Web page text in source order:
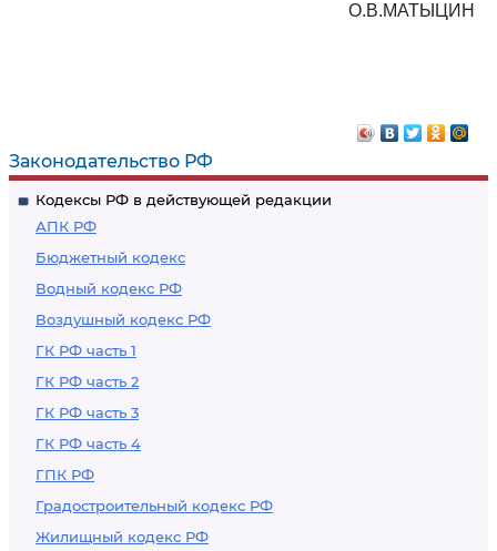
Законодательство РФ
Кодексы РФ в действующей редакции
АПК РФ
Бюджетный кодекс
Водный кодекс РФ
Воздушный кодекс РФ
ГК РФ часть 1
ГК РФ часть 2
ГК РФ часть 3
ГК РФ часть 4
ГПК РФ
Градостроительный кодекс РФ
Жилищный кодекс РФ
О.В.МАТЫЦИН